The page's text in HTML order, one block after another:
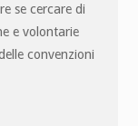
se cercare di
e volontarie
convenzioni